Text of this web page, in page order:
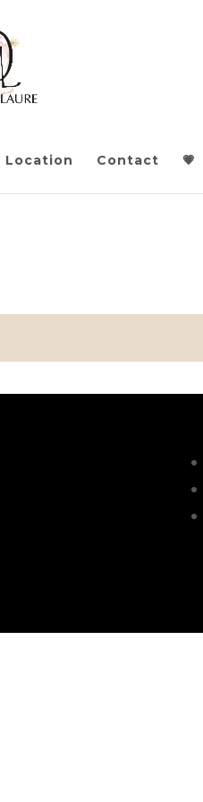
Location Contact 💗